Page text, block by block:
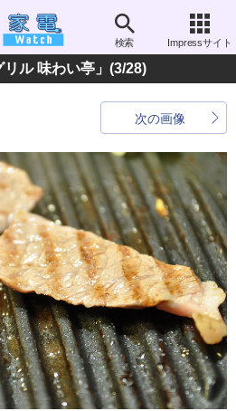
検索 Impressサイト
ル 味わい亭」 (3/28)
次の画像